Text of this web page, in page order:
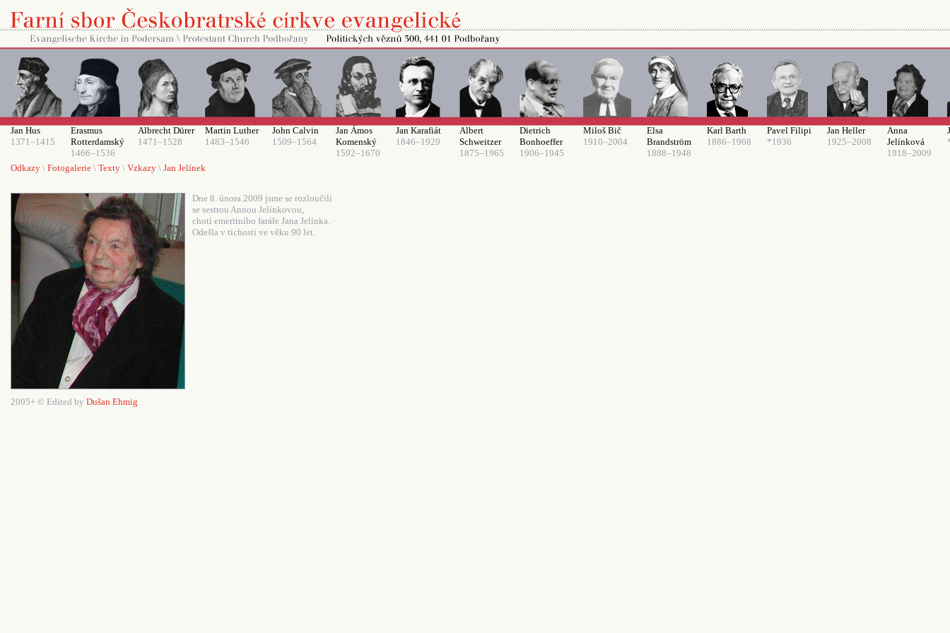
Jan Hus
1371–1415
Erasmus
Rotterdamský
1466–1536
Albrecht Dürer
1471–1528
Martin Luther
1483–1546
John Calvin
1509–1564
Jan Ámos
Komenský
1592–1670
Jan Karafiát
1846–1929
Albert
Schweitzer
1875–1965
Dietrich
Bonhoeffer
1906–1945
Miloš Bič
1910–2004
Elsa
Brandström
1888–1948
Karl Barth
1886–1968
Pavel Filipi
*1936
Jan Heller
1925–2008
Anna
Jelínková
1918–2009
Odkazy \ Fotogalerie \ Texty \ Vzkazy \ Jan Jelínek
Dne 8. února 2009 jsme se rozloučili
se sestrou Annou Jelínkovou,
chotí emeritního faráře Jana Jelínka.
Odešla v tichosti ve věku 90 let.
2005+ © Edited by Dušan Ehmig